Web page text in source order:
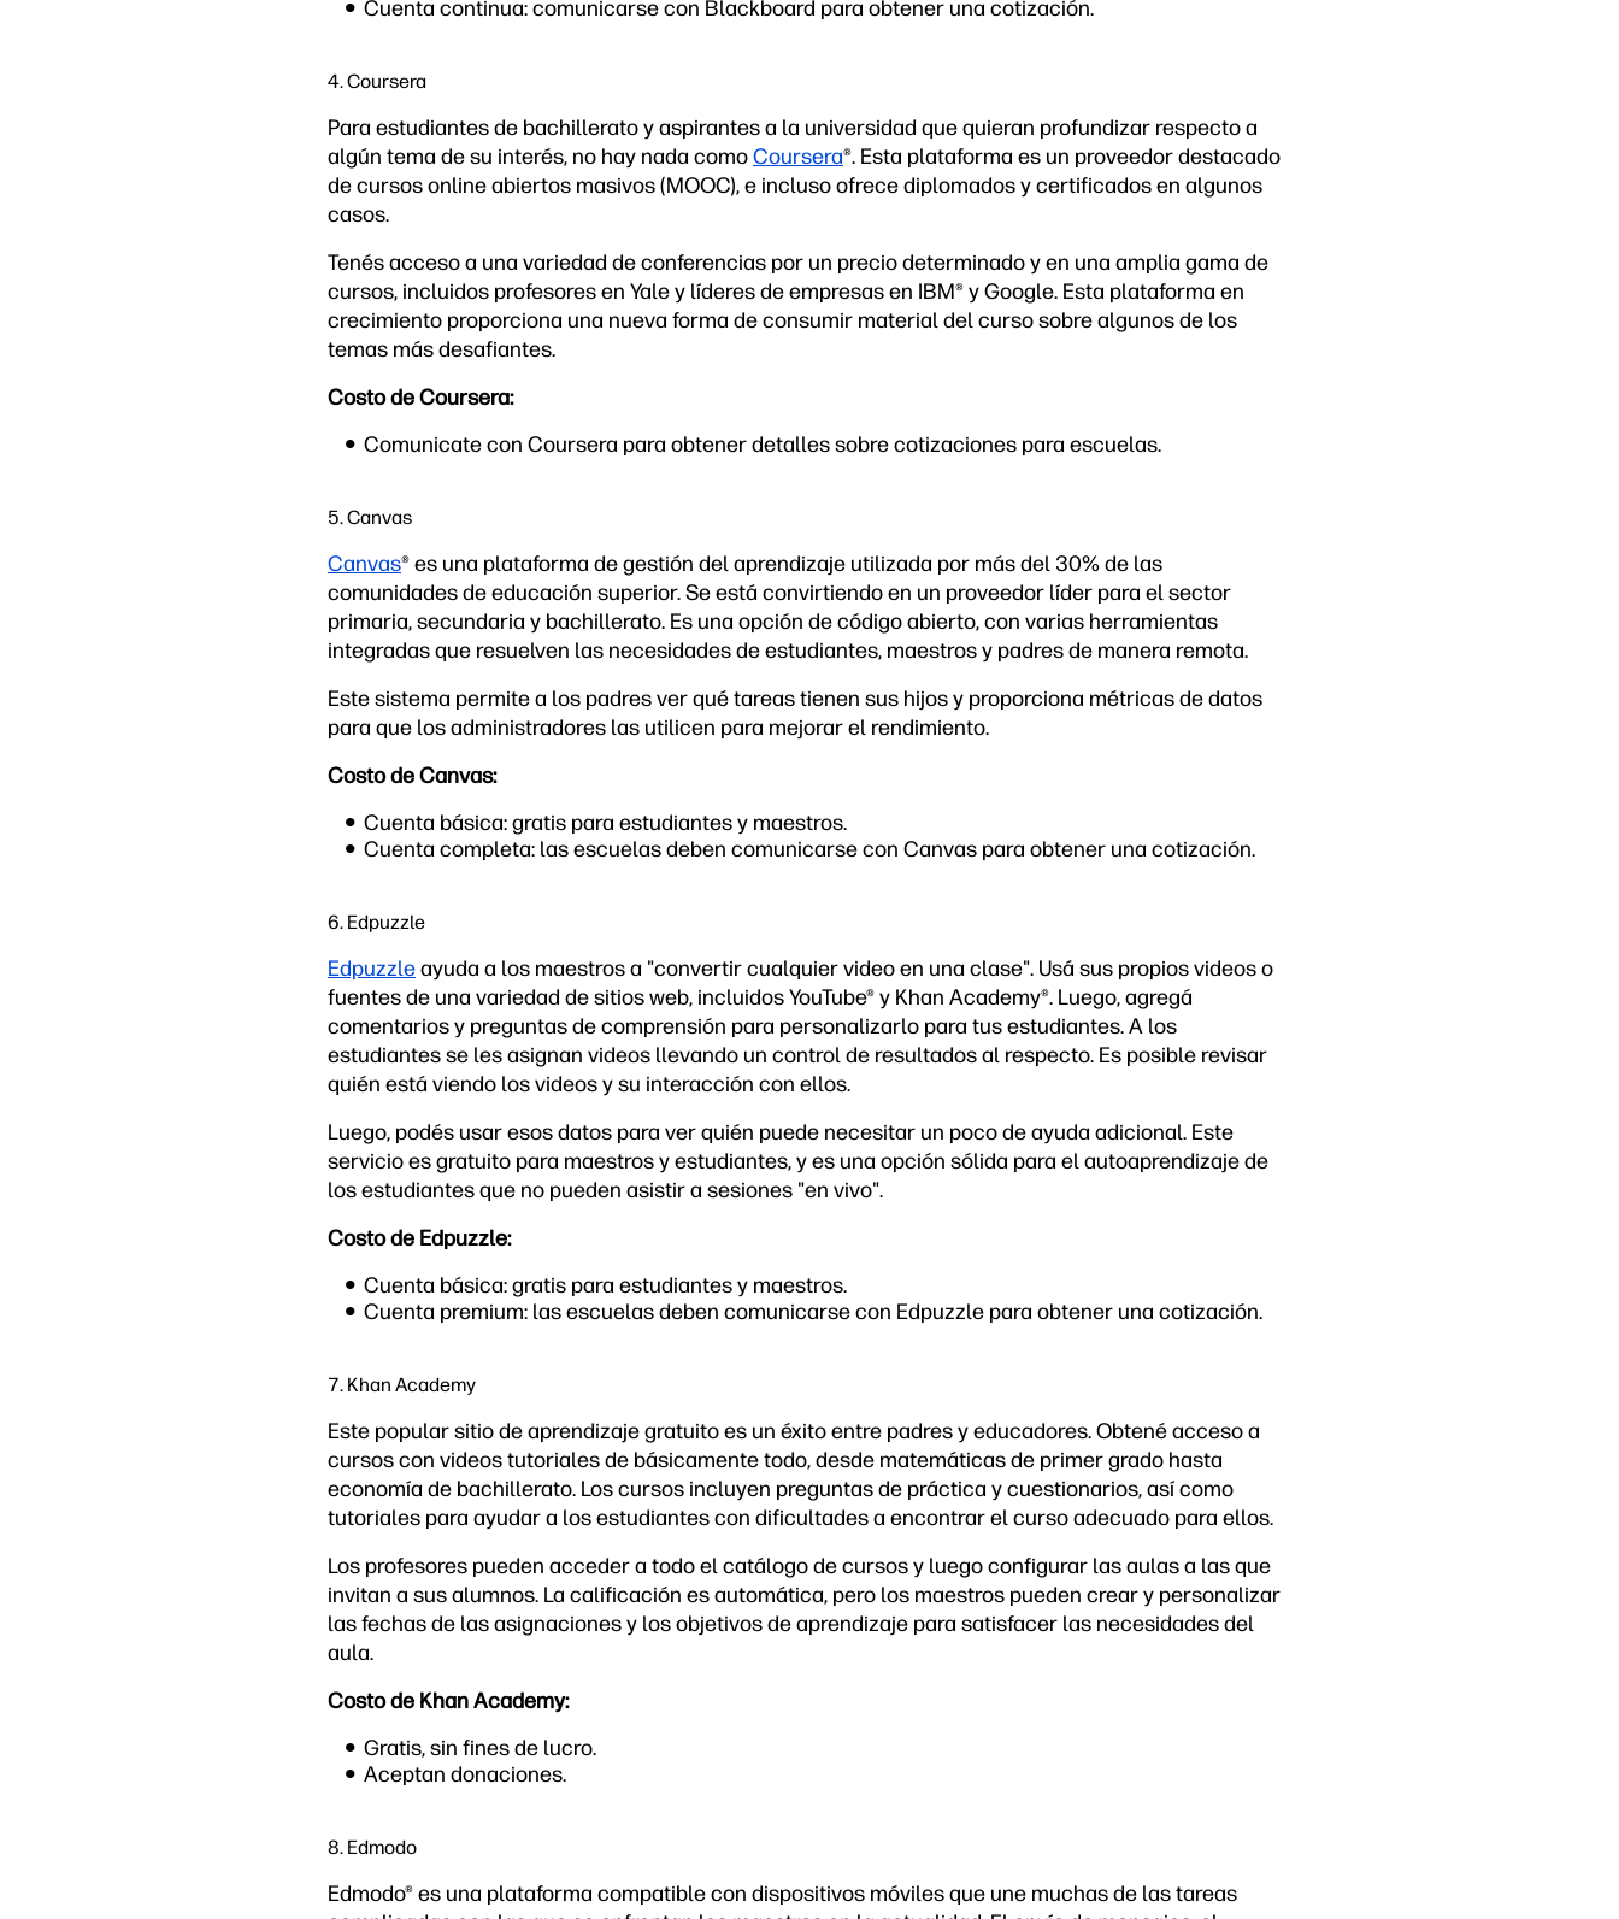
Cuenta continua: comunicarse con Blackboard para obtener una cotización.
4. Coursera
Para estudiantes de bachillerato y aspirantes a la universidad que quieran profundizar respecto a
algún tema de su interés, no hay nada comoCoursera®. Esta plataforma es un proveedor destacado
de cursos online abiertos masivos (MOOC), e incluso ofrece diplomados y certificados en algunos
casos.
Tenés acceso a una variedad de conferencias por un precio determinado y en una amplia gama de
cursos, incluidos profesores en Yale y líderes de empresas en IBM®y Google. Esta plataforma en
crecimiento proporciona una nueva forma de consumir material del curso sobre algunos de los
temas más desafiantes.
Costo de Coursera:
Comunicate con Coursera para obtener detalles sobre cotizaciones para escuelas.
5. Canvas
Canvas®es una plataforma de gestión del aprendizaje utilizada por más del 30% de las
comunidades de educación superior. Se está convirtiendo en un proveedor líder para el sector
primaria, secundaria y bachillerato. Es una opción de código abierto, con varias herramientas
integradas que resuelven las necesidades de estudiantes, maestros y padres de manera remota.
Este sistema permite a los padres ver qué tareas tienen sus hijos y proporciona métricas de datos
para que los administradores las utilicen para mejorar el rendimiento.
Costo de Canvas:
Cuenta básica: gratis para estudiantes y maestros.
Cuenta completa: las escuelas deben comunicarse con Canvas para obtener una cotización.
6. Edpuzzle
Edpuzzleayuda a los maestros a "convertir cualquier video en una clase". Usá sus propios videos o
fuentes de una variedad de sitios web, incluidos YouTube®y Khan Academy®. Luego, agregá
comentarios y preguntas de comprensión para personalizarlo para tus estudiantes. A los
estudiantes se les asignan videos llevando un control de resultados al respecto. Es posible revisar
quién está viendo los videos y su interacción con ellos.
Luego, podés usar esos datos para ver quién puede necesitar un poco de ayuda adicional. Este
servicio es gratuito para maestros y estudiantes, y es una opción sólida para el autoaprendizaje de
los estudiantes que no pueden asistir a sesiones "en vivo".
Costo de Edpuzzle:
Cuenta básica: gratis para estudiantes y maestros.
Cuenta premium: las escuelas deben comunicarse con Edpuzzle para obtener una cotización.
7. Khan Academy
Este popular sitio de aprendizaje gratuito es un éxito entre padres y educadores. Obtené acceso a
cursos con videos tutoriales de básicamente todo, desde matemáticas de primer grado hasta
economía de bachillerato. Los cursos incluyen preguntas de práctica y cuestionarios, así como
tutoriales para ayudar a los estudiantes con dificultades a encontrar el curso adecuado para ellos.
Los profesores pueden acceder a todo el catálogo de cursos y luego configurar las aulas a las que
invitan a sus alumnos. La calificación es automática, pero los maestros pueden crear y personalizar
las fechas de las asignaciones y los objetivos de aprendizaje para satisfacer las necesidades del
aula.
Costo de Khan Academy:
Gratis, sin fines de lucro.
Aceptan donaciones.
8. Edmodo
Edmodo®es una plataforma compatible con dispositivos móviles que une muchas de las tareas